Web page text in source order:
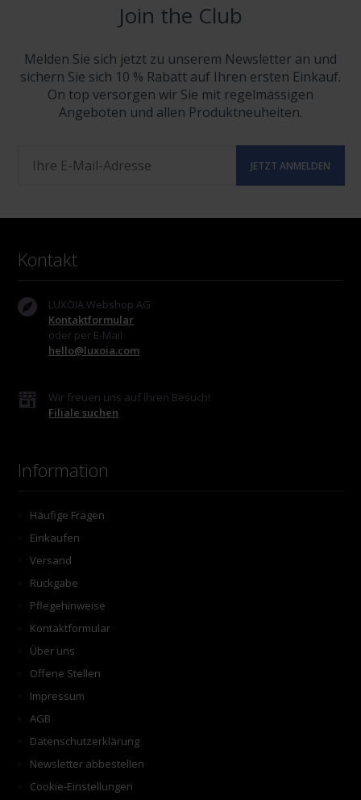
Join the Club
Melden Sie sich jetzt zu unserem Newsletter an und
sichern Sie sich 10 % Rabatt auf Ihren ersten Einkauf.
On top versorgen wir Sie mit regelmässigen
Angeboten und allen Produktneuheiten.
Kontakt
LUXOIA Webshop AG
Kontaktformular
oder per E-Mail
hello@luxoia.com
Wir freuen uns auf Ihren Besuch!
Filiale suchen
Information
Häufige Fragen
Einkaufen
Versand
Rückgabe
Pflegehinweise
Kontaktformular
Über uns
Offene Stellen
Impressum
AGB
Datenschutzerklärung
Newsletter abbestellen
Cookie-Einstellungen